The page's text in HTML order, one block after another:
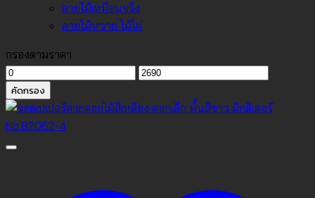
ลายไม้เหมือนจริง
ลายไม้หวาย ไม้ไผ่
กรองตามราคา
ราคา
ต่ำ
สุด
ราคา
คัดกรอง